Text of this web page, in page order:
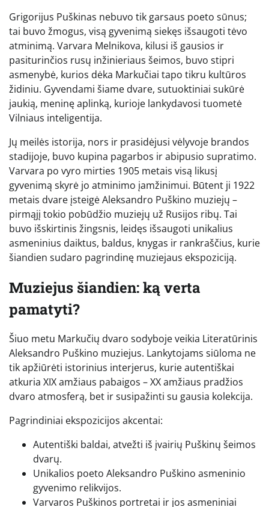
Grigorijus Puškinas nebuvo tik garsaus poeto sūnus;
tai buvo žmogus, visą gyvenimą siekęs išsaugoti tėvo
atminimą. Varvara Melnikova, kilusi iš gausios ir
pasiturinčios rusų inžinieriaus šeimos, buvo stipri
asmenybė, kurios dėka Markučiai tapo tikru kultūros
židiniu. Gyvendami šiame dvare, sutuoktiniai sukūrė
jaukią, meninę aplinką, kurioje lankydavosi tuometė
Vilniaus inteligentija.
Jų meilės istorija, nors ir prasidėjusi vėlyvoje brandos
stadijoje, buvo kupina pagarbos ir abipusio supratimo.
Varvara po vyro mirties 1905 metais visą likusį
gyvenimą skyrė jo atminimo įamžinimui. Būtent ji 1922
metais dvare įsteigė Aleksandro Puškino muziejų –
pirmąjį tokio pobūdžio muziejų už Rusijos ribų. Tai
buvo išskirtinis žingsnis, leidęs išsaugoti unikalius
asmeninius daiktus, baldus, knygas ir rankraščius, kurie
šiandien sudaro pagrindinę muziejaus ekspoziciją.
Muziejus šiandien: ką verta
pamatyti?
Šiuo metu Markučių dvaro sodyboje veikia Literatūrinis
Aleksandro Puškino muziejus. Lankytojams siūloma ne
tik apžiūrėti istorinius interjerus, kurie autentiškai
atkuria XIX amžiaus pabaigos – XX amžiaus pradžios
dvaro atmosferą, bet ir susipažinti su gausia kolekcija.
Pagrindiniai ekspozicijos akcentai:
Autentiški baldai, atvežti iš įvairių Puškinų šeimos
dvarų.
Unikalios poeto Aleksandro Puškino asmeninio
gyvenimo relikvijos.
Varvaros Puškinos portretai ir jos asmeniniai